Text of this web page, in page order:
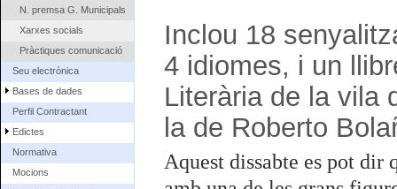
N. premsa G. Municipals
Xarxes socials
Pràctiques comunicació
Seu electrònica
Bases de dades
Perfil Contractant
Edictes
Normativa
Mocions
Inclou 18
4 idiomes, i un
Literària de la vila
la de Roberto
Aquest dissabte es pot dir